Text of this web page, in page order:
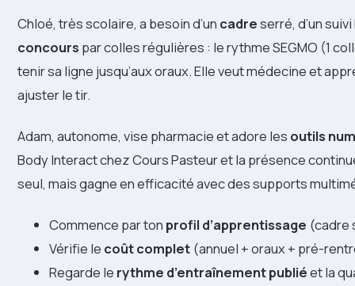
Chloé, très scolaire, a besoin d’un cadreserré, d’un
concours par colles régulières : le rythme SEGMO (1
tenir sa ligne jusqu’aux oraux. Elle veut médecine et
ajuster le tir.
Adam, autonome, vise pharmacie et adore les outils
Body Interact chez Cours Pasteur et la présence
seul, mais gagne en efficacité avec des supports
Commence par ton profil d’apprentissage (cadre
Vérifie le coût complet (annuel + oraux + pré-
Regarde le rythme d’entraînement publiéet la